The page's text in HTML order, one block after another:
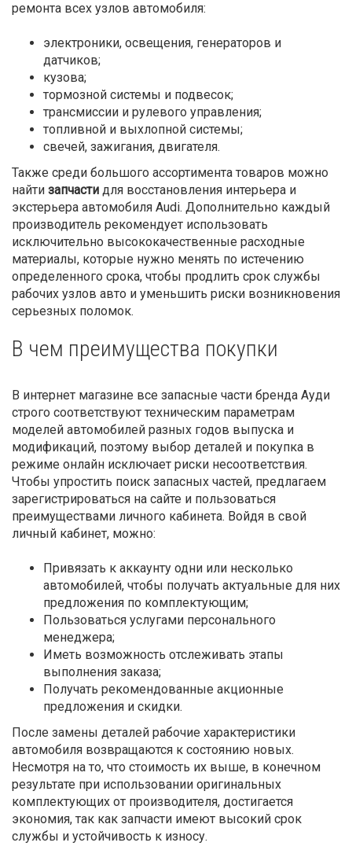
ремонта всех узлов автомобиля:
электроники, освещения, генераторов и
датчиков;
кузова;
тормозной системы и подвесок;
трансмиссии и рулевого управления;
топливной и выхлопной системы;
свечей, зажигания, двигателя.
Также среди большого ассортимента товаров можно
найти запчасти для восстановления интерьера и
экстерьера автомобиля Audi. Дополнительно каждый
производитель рекомендует использовать
исключительно высококачественные расходные
материалы, которые нужно менять по истечению
определенного срока, чтобы продлить срок службы
рабочих узлов авто и уменьшить риски возникновения
серьезных поломок.
В чем преимущества покупки
В интернет магазине все запасные части бренда Ауди
строго соответствуют техническим параметрам
моделей автомобилей разных годов выпуска и
модификаций, поэтому выбор деталей и покупка в
режиме онлайн исключает риски несоответствия.
Чтобы упростить поиск запасных частей, предлагаем
зарегистрироваться на сайте и пользоваться
преимуществами личного кабинета. Войдя в свой
личный кабинет, можно:
Привязать к аккаунту одни или несколько
автомобилей, чтобы получать актуальные для них
предложения по комплектующим;
Пользоваться услугами персонального
менеджера;
Иметь возможность отслеживать этапы
выполнения заказа;
Получать рекомендованные акционные
предложения и скидки.
После замены деталей рабочие характеристики
автомобиля возвращаются к состоянию новых.
Несмотря на то, что стоимость их выше, в конечном
результате при использовании оригинальных
комплектующих от производителя, достигается
экономия, так как запчасти имеют высокий срок
службы и устойчивость к износу.